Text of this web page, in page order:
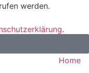
werden.
.